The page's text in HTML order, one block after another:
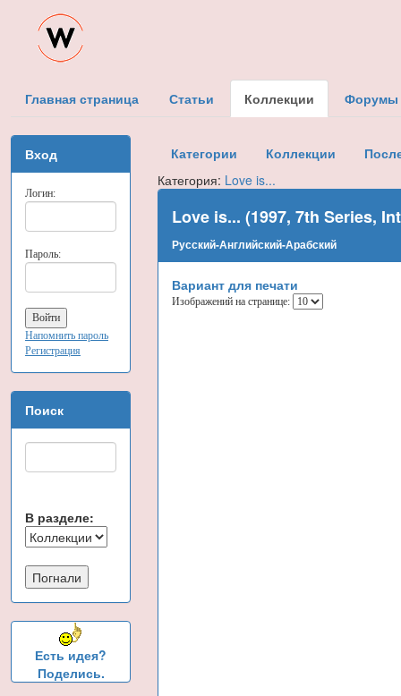
Главная страница Статьи Коллекции Форумы
Вход
Логин:
Пароль:
Напомнить пароль
Регистрация
Поиск
В разделе:
Есть идея?
Поделись.
Категории Коллекции
Категория: Love is...
Love is... (1997, 7th Series,
Русский-Английский-Арабский
Вариант для печати
Изображений на странице: